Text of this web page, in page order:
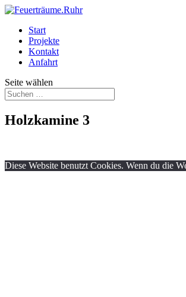
Start
Projekte
Kontakt
Anfahrt
Seite wählen
Holzkamine 3
Diese Website benutzt Cookies. Wenn du die